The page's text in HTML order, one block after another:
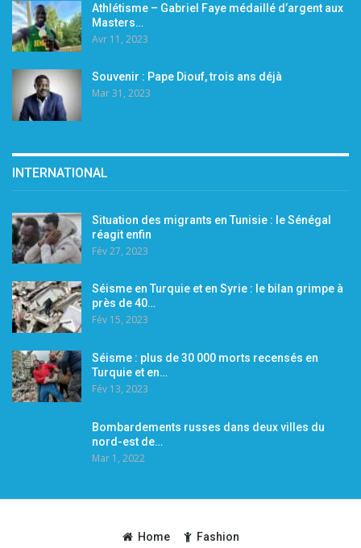
Athlétisme – Gabriel Faye médaillé d’argent aux
Masters…
Avr 11, 2023
Souvenir : Pape Diouf, trois ans déjà
Mar 31, 2023
INTERNATIONAL
Situation des migrants en Tunisie : le Sénégal
réagit enfin
Fév 27, 2023
Séisme en Turquie et en Syrie : le bilan grimpe à
près de 40…
Fév 15, 2023
Séisme : plus de 30 000 morts recensés en
Turquie et en…
Fév 13, 2023
Bombardements russes dans deux villes du
nord-est de…
Mar 1, 2022
Home Fashion